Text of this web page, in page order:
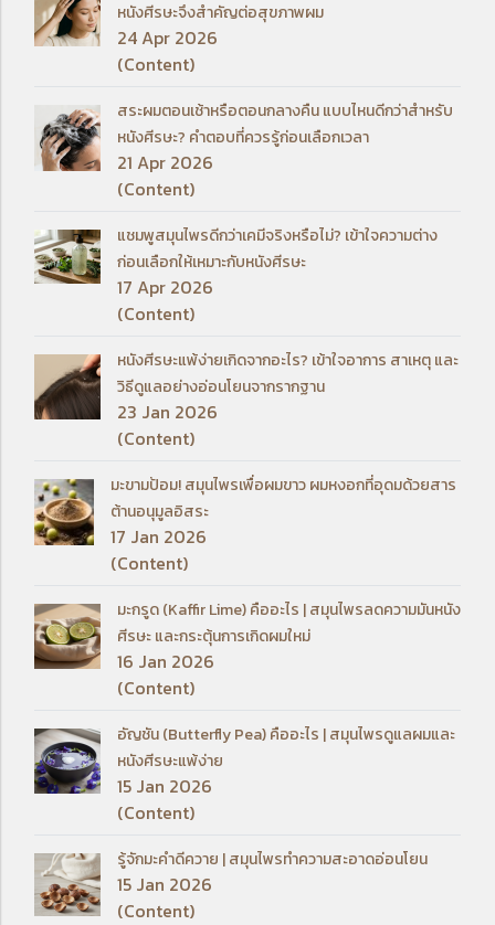
หนังศีรษะจึงสำคัญต่อสุขภาพผม
24 Apr 2026
(Content)
สระผมตอนเช้าหรือตอนกลางคืน แบบไหนดีกว่าสำหรับ
หนังศีรษะ? คำตอบที่ควรรู้ก่อนเลือกเวลา
21 Apr 2026
(Content)
แชมพูสมุนไพรดีกว่าเคมีจริงหรือไม่? เข้าใจความต่าง
ก่อนเลือกให้เหมาะกับหนังศีรษะ
17 Apr 2026
(Content)
หนังศีรษะแพ้ง่ายเกิดจากอะไร? เข้าใจอาการ สาเหตุ และ
วิธีดูแลอย่างอ่อนโยนจากรากฐาน
23 Jan 2026
(Content)
มะขามป้อม! สมุนไพรเพื่อผมขาว ผมหงอกที่อุดมด้วยสาร
ต้านอนุมูลอิสระ
17 Jan 2026
(Content)
มะกรูด (Kaffir Lime) คืออะไร | สมุนไพรลดความมันหนัง
ศีรษะ และกระตุ้นการเกิดผมใหม่
16 Jan 2026
(Content)
อัญชัน (Butterfly Pea) คืออะไร | สมุนไพรดูแลผมและ
หนังศีรษะแพ้ง่าย
15 Jan 2026
(Content)
รู้จักมะคำดีควาย | สมุนไพรทำความสะอาดอ่อนโยน
15 Jan 2026
(Content)